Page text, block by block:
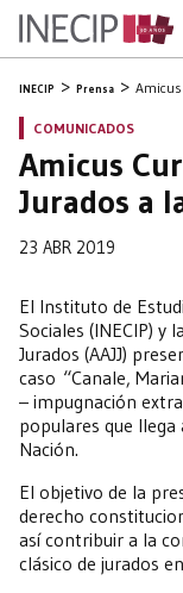
INECIP Prensa Amicus
COMUNICADOS
Amicus
Jurados a
23 ABR 2019
El Instituto de
Sociales (INECIP) y
Jurados (AAJJ)
caso “Canale,
– impugnación
populares que llega
Nación.
El objetivo de la
derecho
así contribuir a la
clásico de jurados